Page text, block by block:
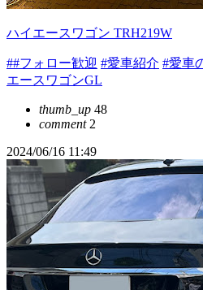
ハイエースワゴン TRH219W
##フォロー歓迎 #愛車紹介 #愛車
エースワゴンGL
thumb_up 48
comment2
2024/06/16 11:49